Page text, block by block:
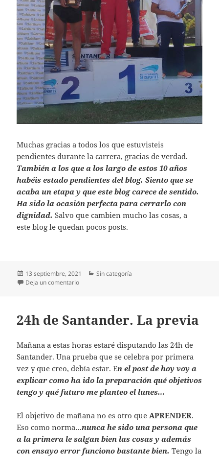
Muchas gracias a todos los que estuvisteis
pendientes durante la carrera, gracias de verdad.
También a los que a los largo de estos 10 años
habéis estado pendientes del blog. Siento que se
acaba un etapa y que este blog carece de sentido.
Ha sido la ocasión perfecta para cerrarlo con
dignidad. Salvo que cambien mucho las cosas, a
este blog le quedan pocos posts.
Publicado
el
13 septiembre, 2021 Categorías
Sin categoría
Deja un comentarioen 24h de Santander, la crónica. Correr, dolor y
24h de Santander. La previa
Mañana a estas horas estaré disputando las 24h de
Santander. Una prueba que se celebra por primera
vez y que creo, debía estar. En el post de hoy voy a
explicar como ha ido la preparación qué objetivos
tengo y qué futuro me planteo el lunes…
El objetivo de mañana no es otro que APRENDER.
Eso como norma…nunca he sido una persona que
a la primera le salgan bien las cosas y además
con ensayo error funciono bastante bien. Tengo la